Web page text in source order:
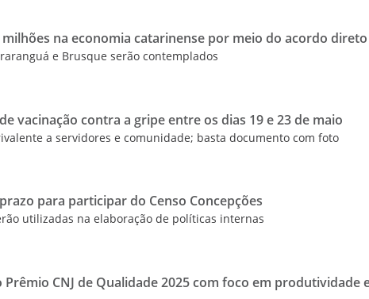
milhões na economia catarinense por meio do acordo direto
e Brusque serão contemplados
vacinação contra a gripe entre os dias 19 e 23 de maio
a servidores e comunidade; basta documento com foto
para participar do Censo Concepções
utilizadas na elaboração de políticas internas
Prêmio CNJ de Qualidade 2025 com foco em produtividade